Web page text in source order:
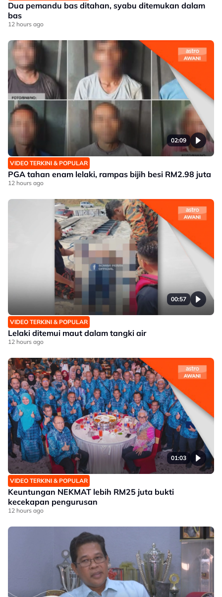
Dua pemandu bas ditahan, syabu ditemukan dalam
bas
12 hours ago
02:09
VIDEO TERKINI & POPULAR
PGA tahan enam lelaki, rampas bijih besi RM2.98 juta
12 hours ago
00:57
VIDEO TERKINI & POPULAR
Lelaki ditemui maut dalam tangki air
12 hours ago
01:03
VIDEO TERKINI & POPULAR
Keuntungan NEKMAT lebih RM25 juta bukti
kecekapan pengurusan
12 hours ago